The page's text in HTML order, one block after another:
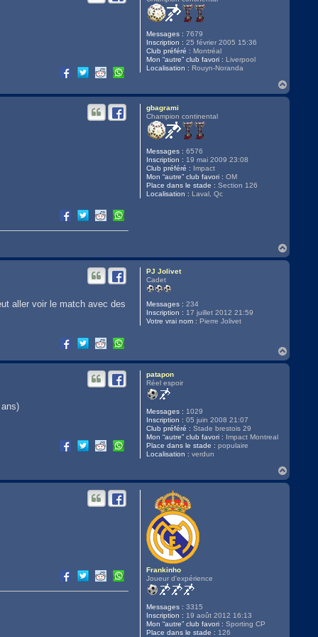
Messages : 7679
Inscription : 25 février 2005 15:36
Club préféré : Montréal
Mon “autre” club favori : Liverpool
Localisation : Rouyn-Noranda
a
u
gbagrami
Champion continental
Messages : 6576
Inscription : 19 mai 2009 23:08
Club préféré : Impact
Mon “autre” club favori : OM
Place dans le stade : Section 126
Localisation : Laval, Qc
a
PJ Jolivet
Cadet
Messages : 234
Inscription : 17 juillet 2012 21:59
Votre vrai nom : Pierre Jolivet
aller voir le match avec des
a
u
patapon
Réel espoir
Messages : 1029
Inscription : 05 juin 2008 21:07
Club préféré : Stade brestois 29
Mon “autre” club favori : Impact Montreal
Place dans le stade : populaire
Localisation : verdun
a
u
Frankinho
Joueur d'expérience
Messages : 3315
Inscription : 19 août 2012 16:13
Mon “autre” club favori : Sporting CP
Place dans le stade : 126